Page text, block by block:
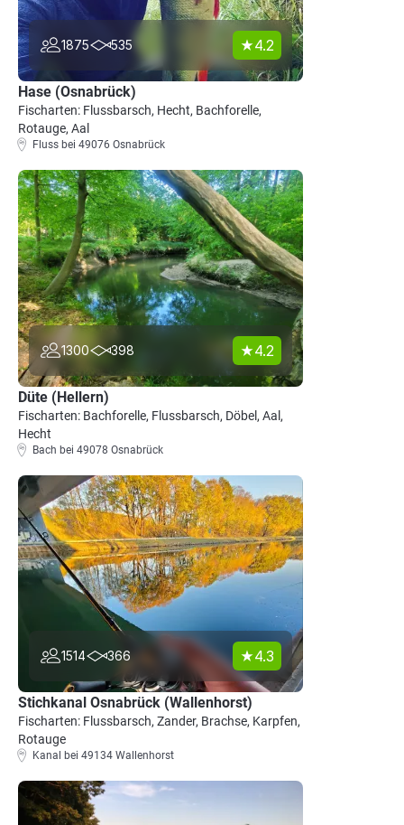
1875 535 4.2
Hase (Osnabrück)
Fischarten: Flussbarsch, Hecht, Bachforelle,
Rotauge, Aal
Fluss bei 49076 Osnabrück
1300 398 4.2
Düte (Hellern)
Fischarten: Bachforelle, Flussbarsch, Döbel, Aal,
Hecht
Bach bei 49078 Osnabrück
1514 366 4.3
Stichkanal Osnabrück (Wallenhorst)
Fischarten: Flussbarsch, Zander, Brachse, Karpfen,
Rotauge
Kanal bei 49134 Wallenhorst